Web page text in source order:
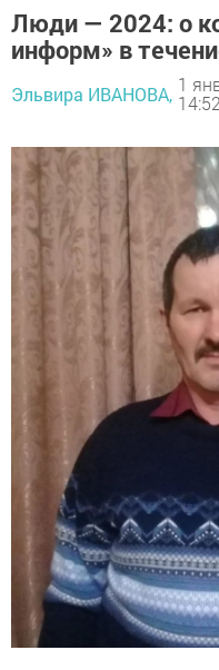
Люди — 2024: о
информ» в
Эльвира ИВАНОВА, 1
14:52